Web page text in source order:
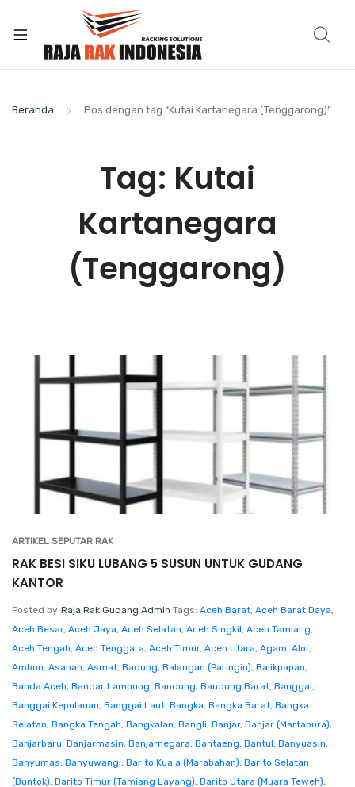
Beranda Pos dengan tag “Kutai Kartanegara (Tenggarong)”
Tag: Kutai
Kartanegara
(Tenggarong)
ARTIKEL SEPUTAR RAK
RAK BESI SIKU LUBANG 5 SUSUN UNTUK GUDANG
KANTOR
Posted by Raja Rak Gudang Admin Tags: Aceh Barat, Aceh Barat Daya,
Aceh Besar, Aceh Jaya, Aceh Selatan, Aceh Singkil, Aceh Tamiang,
Aceh Tengah, Aceh Tenggara, Aceh Timur, Aceh Utara, Agam, Alor,
Ambon, Asahan, Asmat, Badung, Balangan (Paringin), Balikpapan,
Banda Aceh, Bandar Lampung, Bandung, Bandung Barat, Banggai,
Banggai Kepulauan, Banggai Laut, Bangka, Bangka Barat, Bangka
Selatan, Bangka Tengah, Bangkalan, Bangli, Banjar, Banjar (Martapura),
Banjarbaru, Banjarmasin, Banjarnegara, Bantaeng, Bantul, Banyuasin,
Banyumas, Banyuwangi, Barito Kuala (Marabahan), Barito Selatan
(Buntok), Barito Timur (Tamiang Layang), Barito Utara (Muara Teweh),